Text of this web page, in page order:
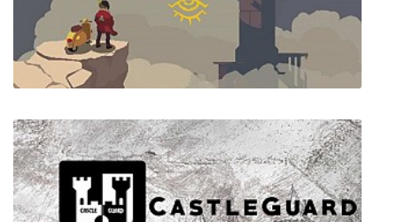
Rise of Nations + Thrones and Patriots